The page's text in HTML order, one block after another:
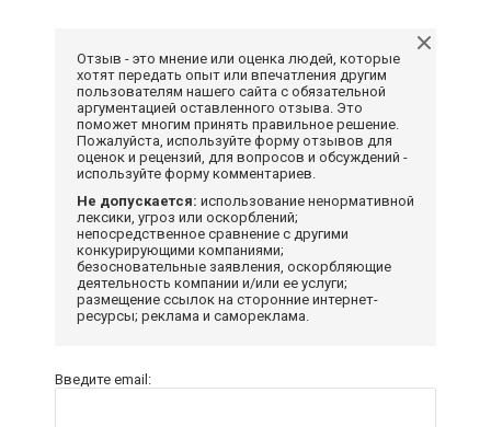
Отзыв - это мнение или оценка людей, которые
хотят передать опыт или впечатления другим
пользователям нашего сайта с обязательной
аргументацией оставленного отзыва. Это
поможет многим принять правильное решение.
Пожалуйста, используйте форму отзывов для
оценок и рецензий, для вопросов и обсуждений -
используйте форму комментариев.
Не допускается: использование ненормативной
лексики, угроз или оскорблений;
непосредственное сравнение с другими
конкурирующими компаниями;
безосновательные заявления, оскорбляющие
деятельность компании и/или ее услуги;
размещение ссылок на сторонние интернет-
ресурсы; реклама и самореклама.
Введите email: